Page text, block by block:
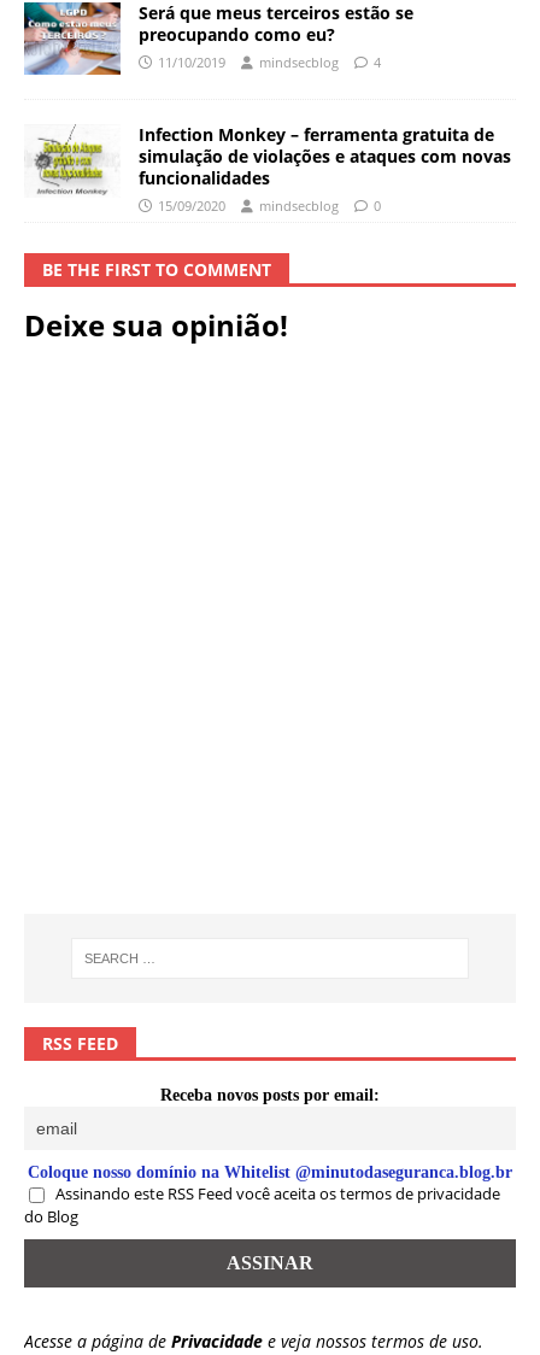
Será que meus terceiros estão se
preocupando como eu?
11/10/2019 mindsecblog 4
Infection Monkey – ferramenta gratuita de
simulação de violações e ataques com novas
funcionalidades
15/09/2020 mindsecblog 0
BE THE FIRST TO COMMENT
Deixe sua opinião!
RSS FEED
Receba novos posts por email:
Coloque nosso domínio na Whitelist @minutodaseguranca.blog.br
Assinando este RSS Feed você aceita os termos de privacidade
do Blog
Acesse a página de Privacidade e veja nossos termos de uso.